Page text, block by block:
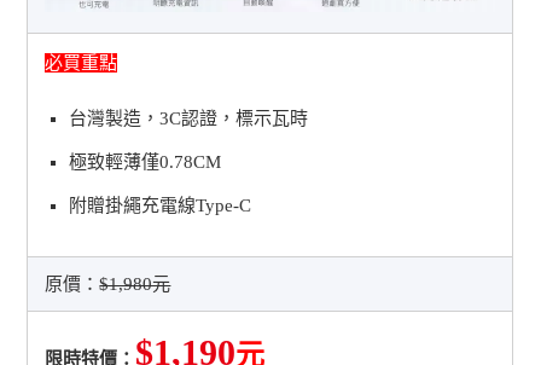
必買重點
台灣製造，3C認證，標示瓦時
極致輕薄僅0.78CM
附贈掛繩充電線Type-C
原價：$1,980元
限時特價： $1,190元